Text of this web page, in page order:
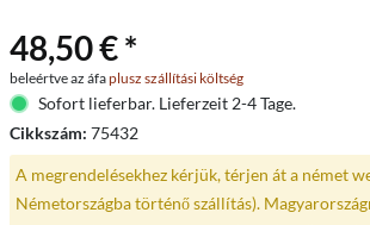
48,50 € *
beleértve az áfaplusz szállítási költség
Sofort lieferbar. Lieferzeit 2-4 Tage.
Cikkszám: 75432
A megrendelésekhez kérjük, térjen át a német
Németországba történő szállítás).